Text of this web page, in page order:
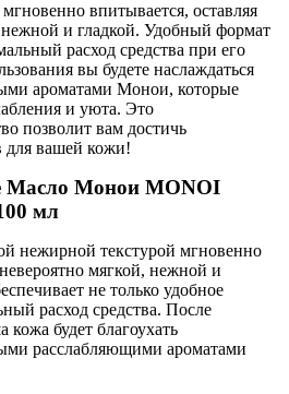
мгновенно впитывается, оставляя
и гладкой. Удобный формат
расход средства при его
вы будете наслаждаться
ароматами Монои, которые
и уюта. Это
позволит вам достичь
для вашей кожи!
Масло Монои MONOI
мл
нежирной текстурой мгновенно
мягкой, нежной и
не только удобное
расход средства. После
кожа будет благоухать
расслабляющими ароматами